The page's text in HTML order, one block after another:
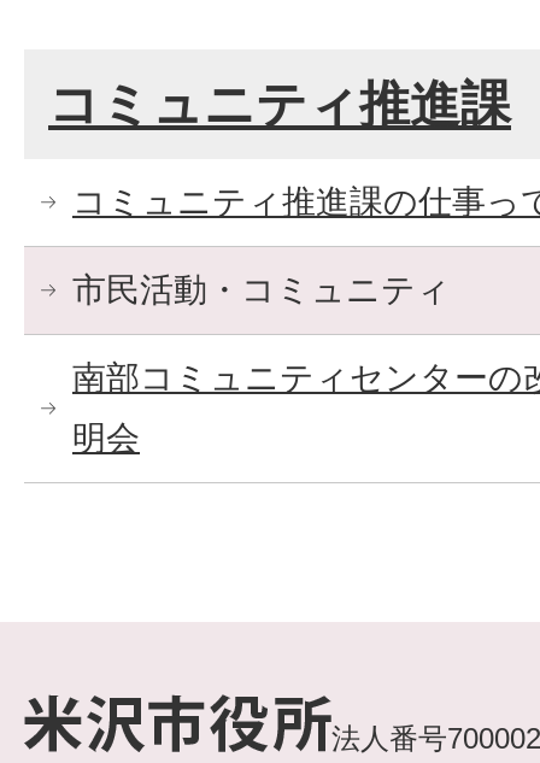
コミュニティ推進課
コミュニティ推進課の仕事っ
市民活動・コミュニティ
南部コミュニティセンターの
明会
法人番号